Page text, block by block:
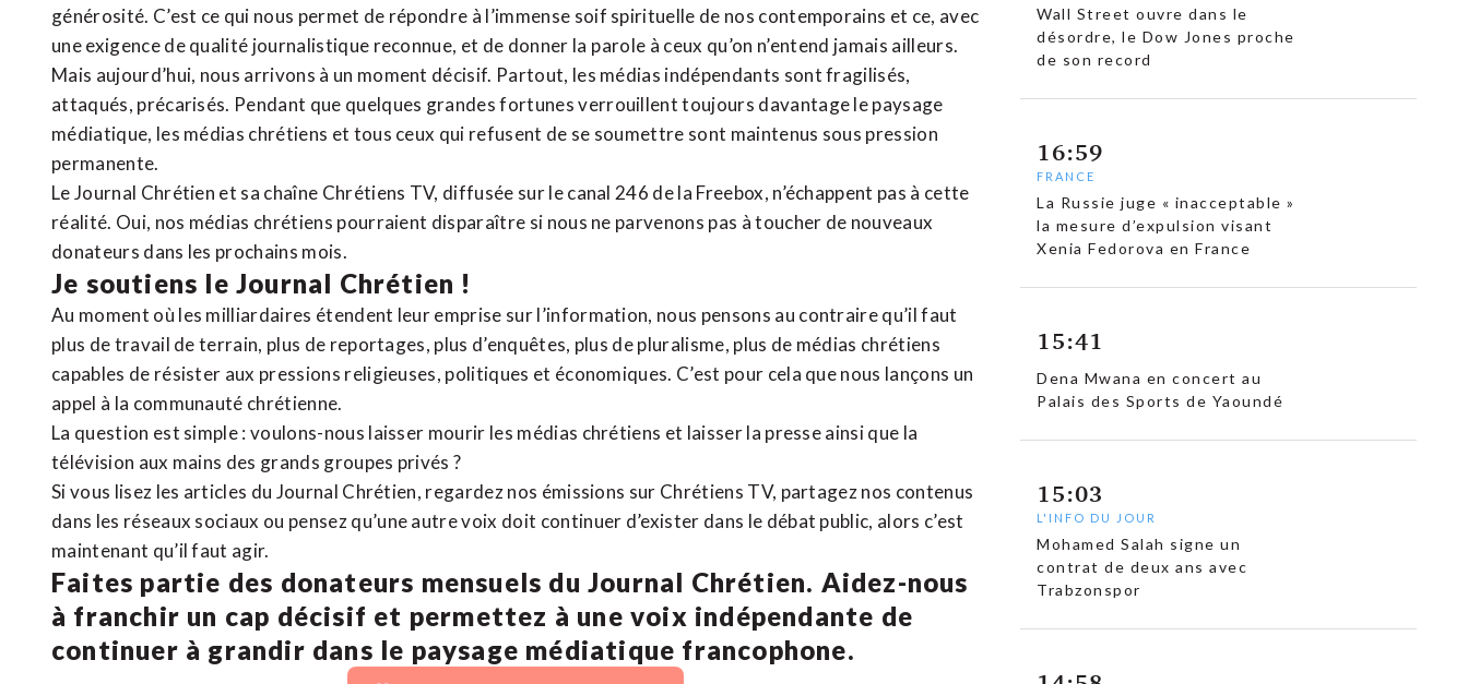
générosité. C’est ce qui nous permet de répondre à l’immense soif spirituelle de nos contemporains et ce, avec
une exigence de qualité journalistique reconnue, et de donner la parole à ceux qu’on n’entend jamais ailleurs.
Mais aujourd’hui, nous arrivons à un moment décisif. Partout, les médias indépendants sont fragilisés,
attaqués, précarisés. Pendant que quelques grandes fortunes verrouillent toujours davantage le paysage
médiatique, les médias chrétiens et tous ceux qui refusent de se soumettre sont maintenus sous pression
permanente.
Le Journal Chrétien et sa chaîne Chrétiens TV, diffusée sur le canal 246 de la Freebox, n’échappent pas à cette
réalité. Oui, nos médias chrétiens pourraient disparaître si nous ne parvenons pas à toucher de nouveaux
donateurs dans les prochains mois.
Je soutiens le Journal Chrétien !
Au moment où les milliardaires étendent leur emprise sur l’information, nous pensons au contraire qu’il faut
plus de travail de terrain, plus de reportages, plus d’enquêtes, plus de pluralisme, plus de médias chrétiens
capables de résister aux pressions religieuses, politiques et économiques. C’est pour cela que nous lançons un
appel à la communauté chrétienne.
La question est simple : voulons-nous laisser mourir les médias chrétiens et laisser la presse ainsi que la
télévision aux mains des grands groupes privés ?
Si vous lisez les articles du Journal Chrétien, regardez nos émissions sur Chrétiens TV, partagez nos contenus
dans les réseaux sociaux ou pensez qu’une autre voix doit continuer d’exister dans le débat public, alors c’est
maintenant qu’il faut agir.
Faites partie des donateurs mensuels du Journal Chrétien. Aidez-nous
à franchir un cap décisif et permettez à une voix indépendante de
continuer à grandir dans le paysage médiatique francophone.
Wall Street ouvre dans le
désordre, le Dow Jones proche
de son record
16:59
FRANCE
La Russie juge « inacceptable »
la mesure d’expulsion visant
Xenia Fedorova en France
15:41
Dena Mwana en concert au
Palais des Sports de Yaoundé
15:03
L'INFO DU JOUR
Mohamed Salah signe un
contrat de deux ans avec
Trabzonspor